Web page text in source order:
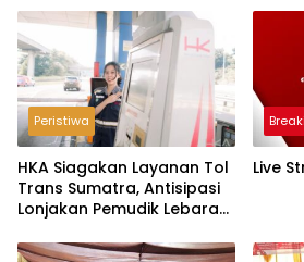
Hantu
Peristiwa
HKA Siagakan Layanan Tol
Trans Sumatra, Antisipasi
Lonjakan Pemudik Lebaran
Live